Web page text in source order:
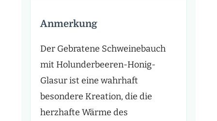
Anmerkung
Der Gebratene Schweinebauch
mit Holunderbeeren-Honig-
Glasur ist eine wahrhaft
besondere Kreation, die die
herzhafte Wärme des